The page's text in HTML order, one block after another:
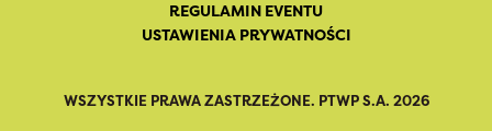
WSZYSTKIE PRAWA ZASTRZEŻONE. PTWP S.A. 2026
REGULAMIN EVENTU
USTAWIENIA PRYWATNOŚCI